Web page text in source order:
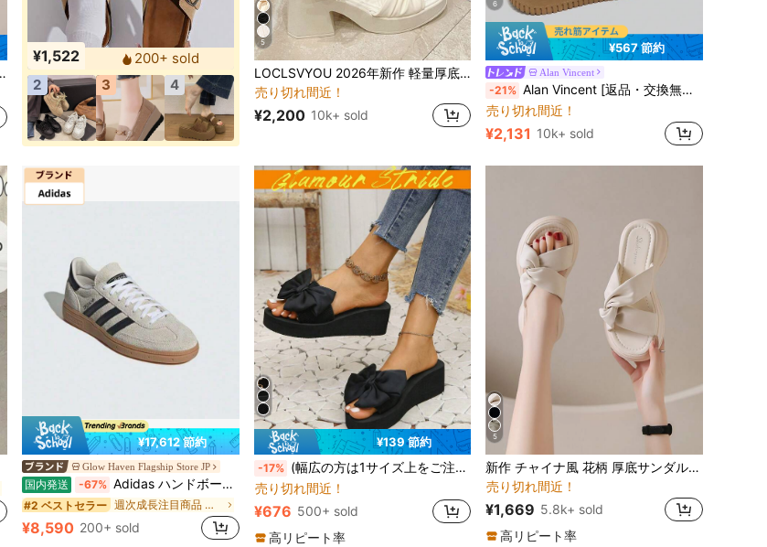
¥1,522
200+ sold
2
3 4
5
LOCLSVYOU 2026年新作 軽量厚底シャーリングファッションハイヒールサンダル、身長アップサンダル、オールシーズン対応プラスサイズレディースサンダル、快適で美しくセクシーな低価格レディースサンダル、ハイヒール、ウェッジサンダル、カジュアルサンダル、スポーツサンダル、バンケットシューズ、パーティシューズ、ダンスシューズ、グリッターシューズ、アウトドアカントリーバケーションシューズ、ビーチシューズ、ランニングシューズ、ハイキングシューズ、ウォーターシューズ、チャンキーヒールサンダル、ホリデーシューズ、ファッションサンダル、パールラインストーン装飾レースメッシュスクエアトゥ、シック&エレガント
#1 ベストセラー 真珠 レディース サンダル
売り切れ間近！
#1 ベストセラー
売り切れ間近！
#1 ベストセラー
売り切れ間近！
#1 ベストセラー 真珠 レディース サンダル
¥2,200 10k+ sold
6
¥567 節約
Alan Vincent
-21% Alan Vincent [返品・交換無料] ローカット レースアップシューズ、厚底カジュアルスニーカー、快適でファッショナブル、4.5cm身長アップ、小柄な女性向け、アスレジャー
#1 ベストセラー カジュアル 女性のカジュアルシューズ
売り切れ間近！
#1 ベストセラー
売り切れ間近！
#1 ベストセラー
売り切れ間近！
#1 ベストセラー カジュアル 女性のカジュアルシューズ
¥2,131 10k+ sold
¥17,612 節約
Glow Haven Flagship Store JP
国内発送 -67% Adidas ハンドボール スペツィアル レディース スニーカー IF6562 クラシック レトロ ローカット カジュアル デイリー ストリートシューズ アルミニウム ブラック
#2 ベストセラー 週次成長注目商品 女性のカジュアルなアスレチックシューズ
¥8,590 200+ sold
¥139 節約
-17% (幅広の方は1サイズ上をご注文ください) ブラックサテンリボン ウェッジスリッパ、レディース エラスティックストラップ オープントゥ 厚底サンダル
#1 ベストセラー ラインストーン 女性用スリッパ
売り切れ間近！
#1 ベストセラー
売り切れ間近！
#1 ベストセラー
売り切れ間近！
#1 ベストセラー ラインストーン 女性用スリッパ
売り切れ間近！
¥676 500+ sold
高リピート率
5
新作 チャイナ風 花柄 厚底サンダル レディース 夏用 PUレザー 丈上げ ソフトソール カジュアル スポーツ ビーチシューズ
#1 ベストセラー ファッショナブル 女性用プラットフォーム&ウェッジサンダル
売り切れ間近！
#1 ベストセラー
売り切れ間近！
#1 ベストセラー
売り切れ間近！
#1 ベストセラー ファッショナブル 女性用プラットフォーム&ウェッジサンダル
売り切れ間近！
¥1,669 5.8k+ sold
高リピート率